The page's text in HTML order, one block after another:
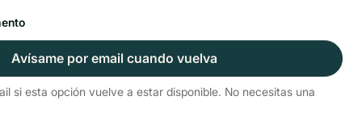
Avísame por email cuando vuelva
si esta opción vuelve a estar disponible. No necesitas una